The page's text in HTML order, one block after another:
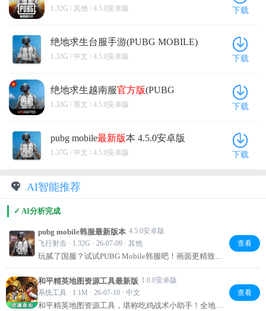
版
1.32G / 其他 / 4.5.0安卓版 下载
绝地求生台服手游(PUBG MOBILE)
4.5.0安卓版
1.33G / 中文 / 4.5.0安卓版 下载
绝地求生越南服官方版(PUBG
MOBILE) 4.5.0安卓版
1.33G / 英文 / 4.5.0安卓版 下载
pubg mobile最新版本 4.5.0安卓版
1.37G / 中文 / 4.5.0安卓版 下载
AI智能推荐
✓ AI分析完成
pubg mobile韩服最新版本 4.5.0安卓版
飞行射击 · 1.32G · 26-07-09 · 其他
玩腻了国服？试试PUBG Mobile韩服吧！画面更精致，
枪械手感调校独特，还能提前体验新玩法、新地图。最
重要的是外挂少，对局环境相对公平。跟着韩服更新
走，总能抢先一步！强烈推荐给追求高品质吃鸡体验的
朋友。
查看
和平精英地图资源工具最新版 1.0.0安卓版
系统工具 · 1.1M · 26-07-10 · 中文
和平精英地图资源工具，堪称吃鸡战术小助手！全地图
查看